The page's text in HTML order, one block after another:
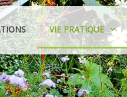
VIE PRATIQUE